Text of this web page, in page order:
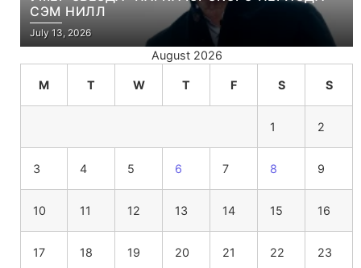
СЭМ НИЛЛ
July 13, 2026
August 2026
M T W T F S S
1 2
3 4 5 6 7 8 9
10 11 12 13 14 15 16
17 18 19 20 21 22 23